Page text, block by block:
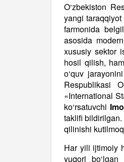
O‘zbekiston
yangi taraqqiyot
farmonida
asosida
xususiy sektor
hosil qilish,
o‘quv
Respublikasi
«International
ko‘rsatuvchi
taklifi bildirilgan.
qilinishi
Har yili ijtimoiy
yuqori